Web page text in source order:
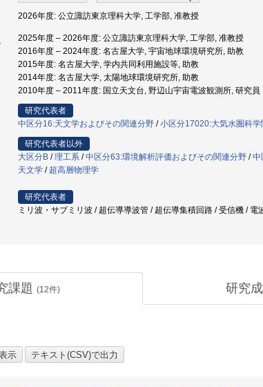
2026年度: 公立諏訪東京理科大学, 工学部, 准教授
2025年度 – 2026年度: 公立諏訪東京理科大学, 工学部, 准教授
2016年度 – 2024年度: 名古屋大学, 宇宙地球環境研究所, 助教
2015年度: 名古屋大学, 学内共同利用施設等, 助教
2014年度: 名古屋大学, 太陽地球環境研究所, 助教
2010年度 – 2011年度: 国立天文台, 野辺山宇宙電波観測所, 研究員
研究代表者
中区分16:天文学およびその関連分野 /小区分17020:大気水圏科学
研究代表者以外
大区分B /理工系 /中区分63:環境解析評価およびその関連分野 /中
天文学 / 超高層物理学
研究代表者
ミリ波・サブミリ波 / 超伝導導波管 / 超伝導集積回路 / 受信機 /
課題 (12件) 研究